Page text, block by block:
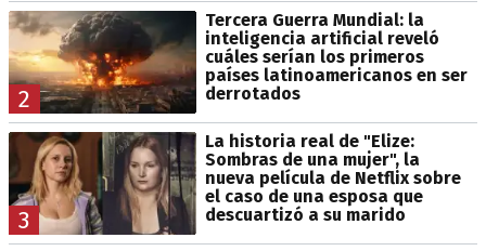
2
Tercera Guerra Mundial: la
inteligencia artificial reveló
cuáles serían los primeros
países latinoamericanos en ser
derrotados
3
La historia real de "Elize:
Sombras de una mujer", la
nueva película de Netflix sobre
el caso de una esposa que
descuartizó a su marido